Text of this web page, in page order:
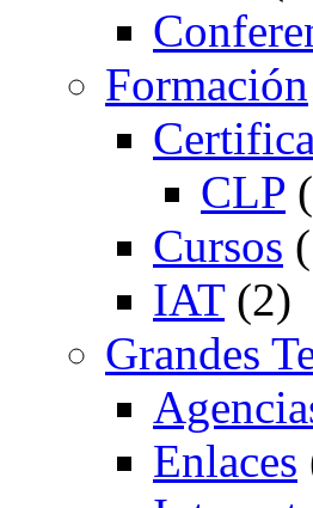
Formación
CLP
Cursos
IAT(2)
Grandes
Enlaces